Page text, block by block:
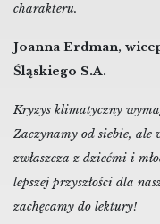
charakteru.
Joanna Erdman,
Śląskiego S.A.
Kryzys klimatyczny
Zaczynamy od siebie, ale
zwłaszcza z dziećmi i
lepszej przyszłości dla
zachęcamy do lektury!